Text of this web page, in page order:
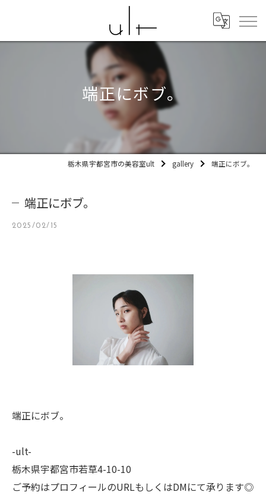
端正にボブ。
栃木県宇都宮市の美容室ult gallery 端正にボブ。
端正にボブ。
2025/02/15
端正にボブ。
-ult-
栃木県宇都宮市若草4-10-10
ご予約はプロフィールのURLもしくはDMにて承ります◎